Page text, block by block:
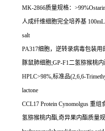
MK-2866质量规格：
人成纤维细胞完全培养基
salt
PA317细胞，逆转录病毒包装用
豚鼠肺细胞;GP-F1二氢猕猴桃
HPLC>98%,标准品(2,6,6-
lactone
CCL17 Protein Cynomolgus 重组
氢猕猴桃内酯,奇异果内酯质量规